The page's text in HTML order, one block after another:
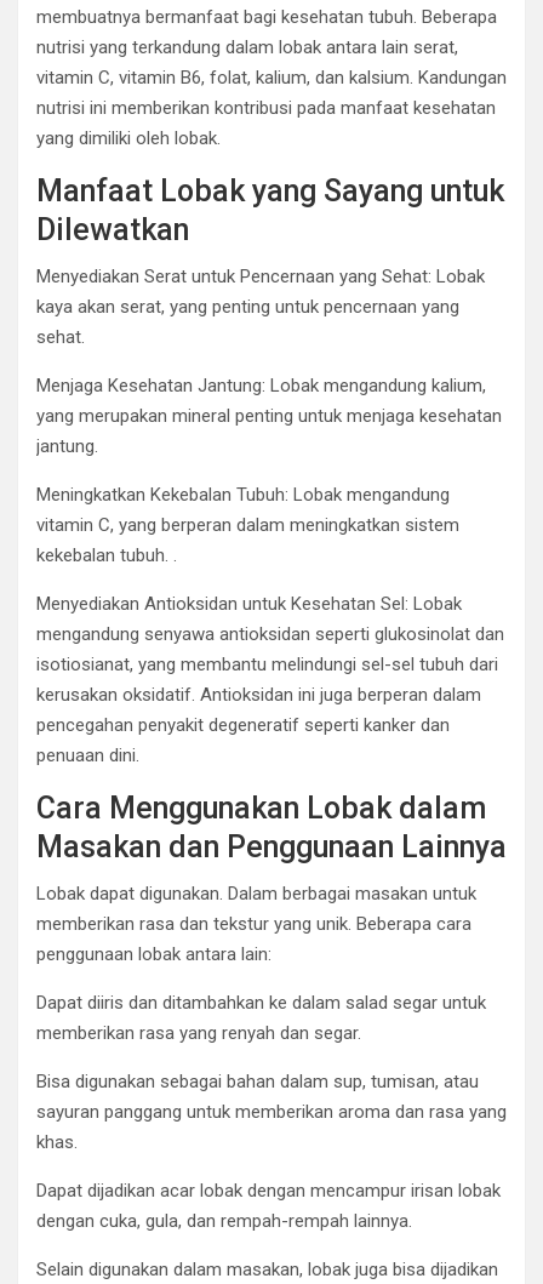
membuatnya bermanfaat bagi kesehatan tubuh. Beberapa
nutrisi yang terkandung dalam lobak antara lain serat,
vitamin C, vitamin B6, folat, kalium, dan kalsium. Kandungan
nutrisi ini memberikan kontribusi pada manfaat kesehatan
yang dimiliki oleh lobak.
Manfaat Lobak yang Sayang untuk
Dilewatkan
Menyediakan Serat untuk Pencernaan yang Sehat: Lobak
kaya akan serat, yang penting untuk pencernaan yang
sehat.
Menjaga Kesehatan Jantung: Lobak mengandung kalium,
yang merupakan mineral penting untuk menjaga kesehatan
jantung.
Meningkatkan Kekebalan Tubuh: Lobak mengandung
vitamin C, yang berperan dalam meningkatkan sistem
kekebalan tubuh. .
Menyediakan Antioksidan untuk Kesehatan Sel: Lobak
mengandung senyawa antioksidan seperti glukosinolat dan
isotiosianat, yang membantu melindungi sel-sel tubuh dari
kerusakan oksidatif. Antioksidan ini juga berperan dalam
pencegahan penyakit degeneratif seperti kanker dan
penuaan dini.
Cara Menggunakan Lobak dalam
Masakan dan Penggunaan Lainnya
Lobak dapat digunakan. Dalam berbagai masakan untuk
memberikan rasa dan tekstur yang unik. Beberapa cara
penggunaan lobak antara lain:
Dapat diiris dan ditambahkan ke dalam salad segar untuk
memberikan rasa yang renyah dan segar.
Bisa digunakan sebagai bahan dalam sup, tumisan, atau
sayuran panggang untuk memberikan aroma dan rasa yang
khas.
Dapat dijadikan acar lobak dengan mencampur irisan lobak
dengan cuka, gula, dan rempah-rempah lainnya.
Selain digunakan dalam masakan, lobak juga bisa dijadikan